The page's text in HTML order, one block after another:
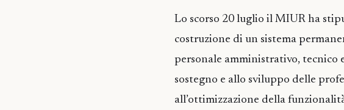
Lo scorso 20 luglio il MIUR ha
costruzione di un sistema
personale amministrativo, tecnico
sostegno e allo sviluppo delle
all’ottimizzazione della